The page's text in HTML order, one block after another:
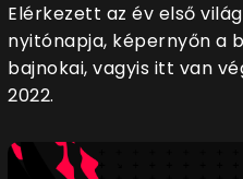
Elérkezett az év első
nyitónapja, képernyőn a
bajnokai, vagyis itt van
2022.